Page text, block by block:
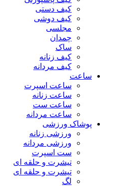
کیف دستی
کیف دوشی
مجلسی
چمدان
ساک
کیف زنانه
کیف مردانه
ساعت
ساعت اسپرت
ساعت زنانه
ساعت ست
ساعت مردانه
پوشاک ورزشی
ورزشی زنانه
ورزشی مردانه
ست اسپرت
تیشرت و حلقه ای
تیشرت و حلقه ای
لگ